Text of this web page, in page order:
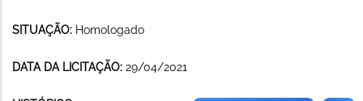
SITUAÇÃO: Homologado
DATA DA LICITAÇÃO: 29/04/2021